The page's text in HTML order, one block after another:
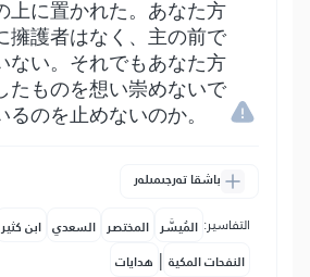
上に置かれた。あなた方
擁護者はなく、主の前で
ない。それでもあなた方
たものを想い崇めないで
のを止めないのか。
باشقا تەرجىمىلەر
التفاسير: المُيسَّر المختصر السعدي ابن كثير
النفحات المكية | هدايات